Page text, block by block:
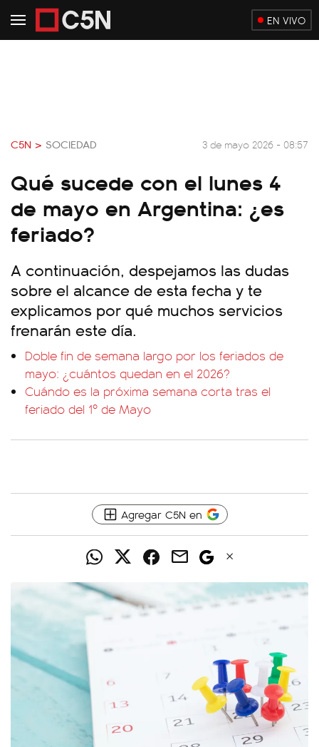
EN VIVO
C5N > SOCIEDAD 3 de mayo 2026 - 08:57
Qué sucede con el lunes 4
de mayo en Argentina: ¿es
feriado?
A continuación, despejamos las dudas
sobre el alcance de esta fecha y te
explicamos por qué muchos servicios
frenarán este día.
Doble fin de semana largo por los feriados de
mayo: ¿cuántos quedan en el 2026?
Cuándo es la próxima semana corta tras el
feriado del 1º de Mayo
Agregar C5N en